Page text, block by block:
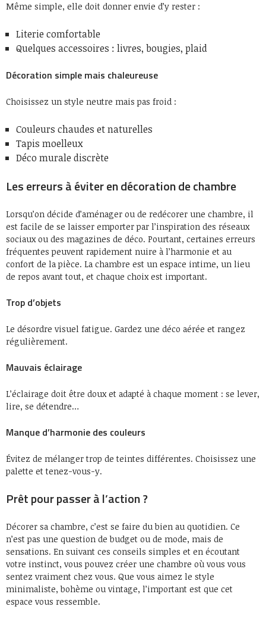
Même simple, elle doit donner envie d’y rester :
Literie comfortable
Quelques accessoires : livres, bougies, plaid
Décoration simple mais chaleureuse
Choisissez un style neutre mais pas froid :
Couleurs chaudes et naturelles
Tapis moelleux
Déco murale discrète
Les erreurs à éviter en décoration de chambre
Lorsqu’on décide d’aménager ou de redécorer une chambre, il
est facile de se laisser emporter par l’inspiration des réseaux
sociaux ou des magazines de déco. Pourtant, certaines erreurs
fréquentes peuvent rapidement nuire à l’harmonie et au
confort de la pièce. La chambre est un espace intime, un lieu
de repos avant tout, et chaque choix est important.
Trop d’objets
Le désordre visuel fatigue. Gardez une déco aérée et rangez
régulièrement.
Mauvais éclairage
L’éclairage doit être doux et adapté à chaque moment : se lever,
lire, se détendre…
Manque d’harmonie des couleurs
Évitez de mélanger trop de teintes différentes. Choisissez une
palette et tenez-vous-y.
Prêt pour passer à l’action ?
Décorer sa chambre, c’est se faire du bien au quotidien. Ce
n’est pas une question de budget ou de mode, mais de
sensations. En suivant ces conseils simples et en écoutant
votre instinct, vous pouvez créer une chambre où vous vous
sentez vraiment chez vous. Que vous aimez le style
minimaliste, bohème ou vintage, l’important est que cet
espace vous ressemble.